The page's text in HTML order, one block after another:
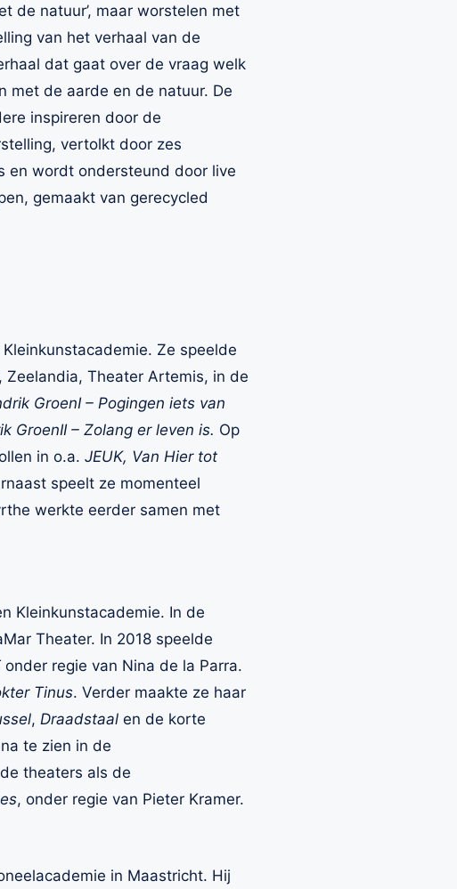
de natuur’, maar worstelen met
van het verhaal van de
dat gaat over de vraag welk
met de aarde en de natuur. De
inspireren door de
vertolkt door zes
en wordt ondersteund door live
gemaakt van gerecycled
Ze speelde
Theater Artemis, in de
GroenI – Pogingen iets van
GroenII – Zolang er leven is. Op
in o.a. JEUK, Van Hier tot
speelt ze momenteel
werkte eerder samen met
Kleinkunstacademie. In de
Theater. In 2018 speelde
onder regie van Nina de la Parra.
Tinus. Verder maakte ze haar
, Draadstaal en de korte
te zien in de
theaters als de
, onder regie van Pieter Kramer.
in Maastricht. Hij